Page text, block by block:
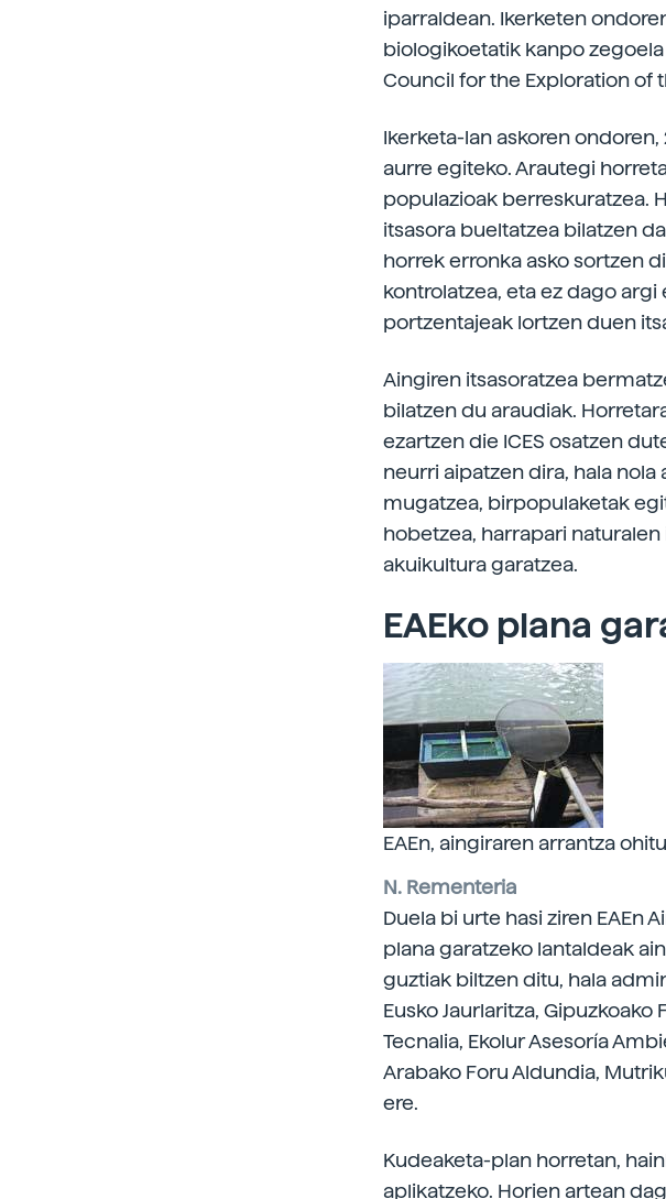
iparraldean. Ikerketen
biologikoetatik kanpo
Council for the Exploration of
Ikerketa-lan askoren
aurre egiteko. Arautegi
populazioak berreskuratzea.
itsasora bueltatzea bilatzen
horrek erronka asko sortzen
kontrolatzea, eta ez dago
portzentajeak lortzen duen
Aingiren itsasoratzea
bilatzen du araudiak.
ezartzen die ICES osatzen
neurri aipatzen dira, hala
mugatzea, birpopulaketak
hobetzea, harrapari
akuikultura garatzea.
EAEko plana
EAEn, aingiraren arrantza
N. Rementeria
Duela bi urte hasi ziren EAEn
plana garatzeko lantaldeak
guztiak biltzen ditu, hala
Eusko Jaurlaritza, Gipuzkoako
Tecnalia, Ekolur Asesoría
Arabako Foru Aldundia,
ere.
Kudeaketa-plan horretan,
aplikatzeko. Horien artean